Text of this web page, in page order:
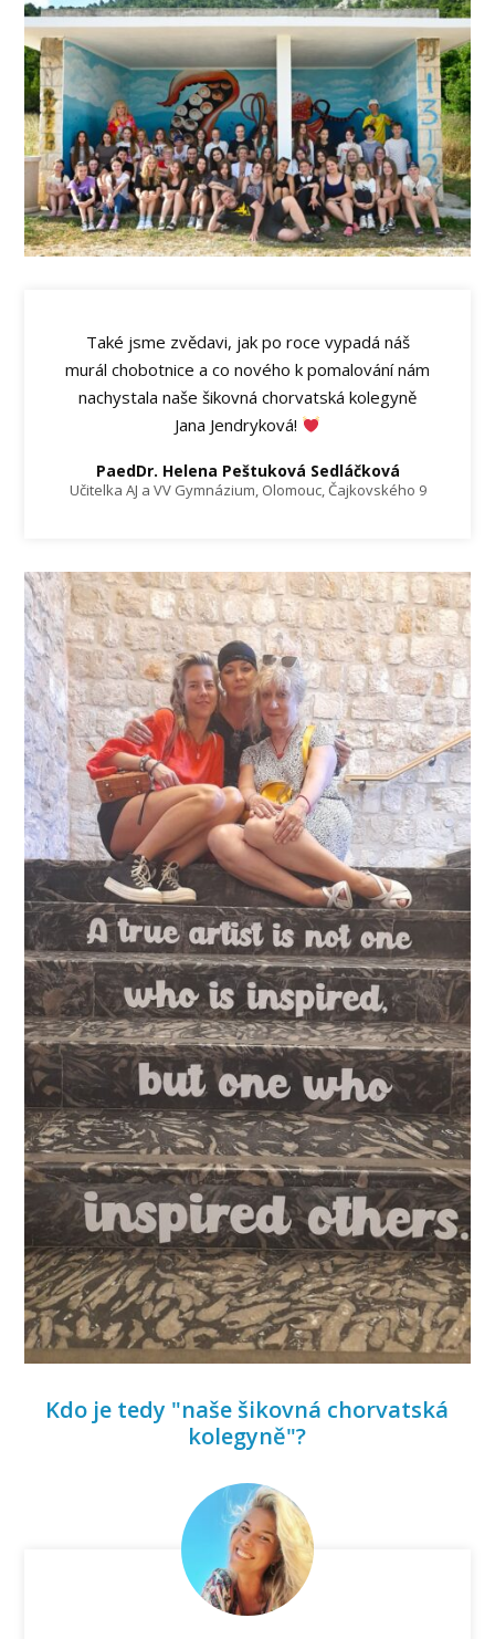
Také jsme zvědavi, jak po roce vypadá náš
murál chobotnice a co nového k pomalování nám
nachystala naše šikovná chorvatská kolegyně
Jana Jendryková!
PaedDr. Helena Peštuková Sedláčková
Učitelka AJ a VV Gymnázium, Olomouc, Čajkovského 9
Kdo je tedy "naše šikovná chorvatská
kolegyně"?